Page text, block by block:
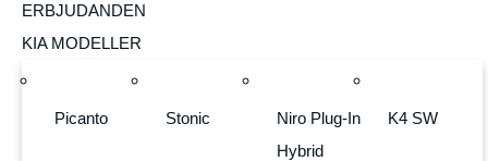
ERBJUDANDEN
KIA MODELLER
Picanto Stonic
Niro Plug-In
Hybrid
K4 SW